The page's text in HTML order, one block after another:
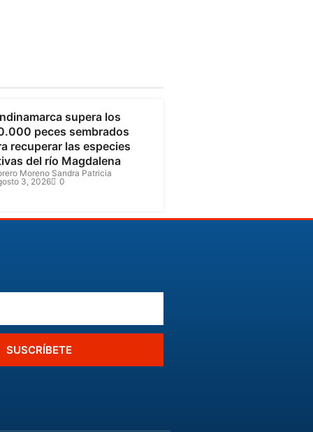
supera los
peces sembrados
recuperar las especies
del río Magdalena
Moreno Sandra Patricia
3, 2026
0
SUSCRÍBETE